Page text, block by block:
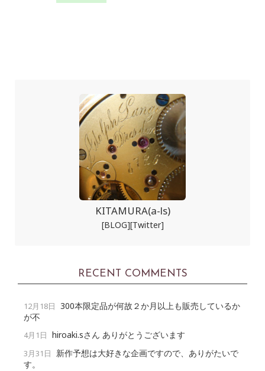
KITAMURA(a-ls)
[BLOG][Twitter]
RECENT COMMENTS
12月18日 300本限定品が何故２か月以上も販売しているか
が不
4月1日 hiroaki.sさん ありがとうございます
3月31日
新作予想は大好きな企画ですので、ありがたいで
す。